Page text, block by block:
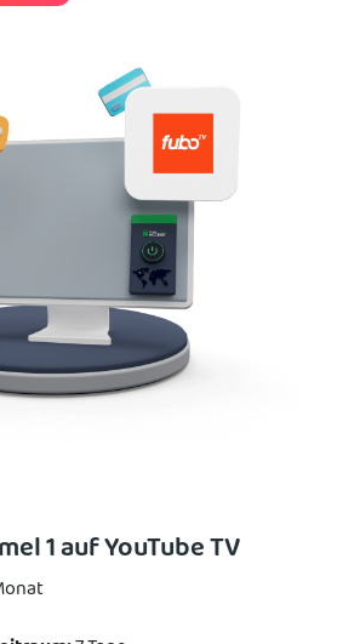
1 auf YouTube TV